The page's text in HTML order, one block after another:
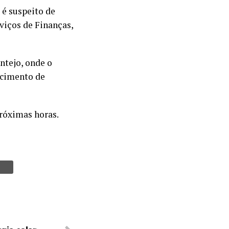
suspeito de
de Finanças,
onde o
de
horas.